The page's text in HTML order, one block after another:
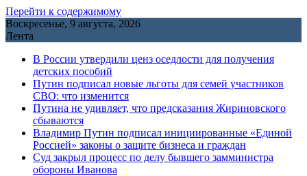
Перейти к содержимому
Воскресенье, 9 августа, 2026
Лента
В России утвердили ценз оседлости для получения
детских пособий
Путин подписал новые льготы для семей участников
СВО: что изменится
Путина не удивляет, что предсказания Жириновского
сбываются
Владимир Путин подписал инициированные «Единой
Россией» законы о защите бизнеса и граждан
Cуд закрыл процесс по делу бывшего замминистра
обороны Иванова